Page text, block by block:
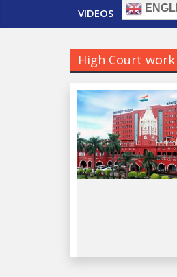
VIDEOS
High Court